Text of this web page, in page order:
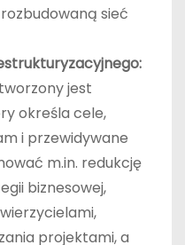
sieć
jest
określa cele,
i przewidywane
m.in. redukcję
biznesowej,
projektami, a